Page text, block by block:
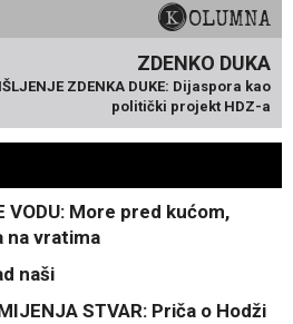
KOLUMNA
ZDENKO DUKA
ZDENKA DUKE: Dijaspora kao
politički projekt HDZ-a
VODU: More pred kućom,
na vratima
naši
STVAR: Priča o Hodži